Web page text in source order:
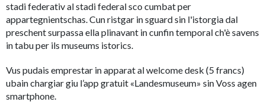
stadi federativ al stadi federal sco cumbat per
appartegnientschas. Cun ristgar in sguard sin l'istorgia dal
preschent surpassa ella plinavant in cunfin temporal ch'è savens
in tabu per ils museums istorics.
Vus pudais emprestar in apparat al welcome desk (5 francs)
ubain chargiar giu l’app gratuit «Landesmuseum» sin Voss agen
smartphone.